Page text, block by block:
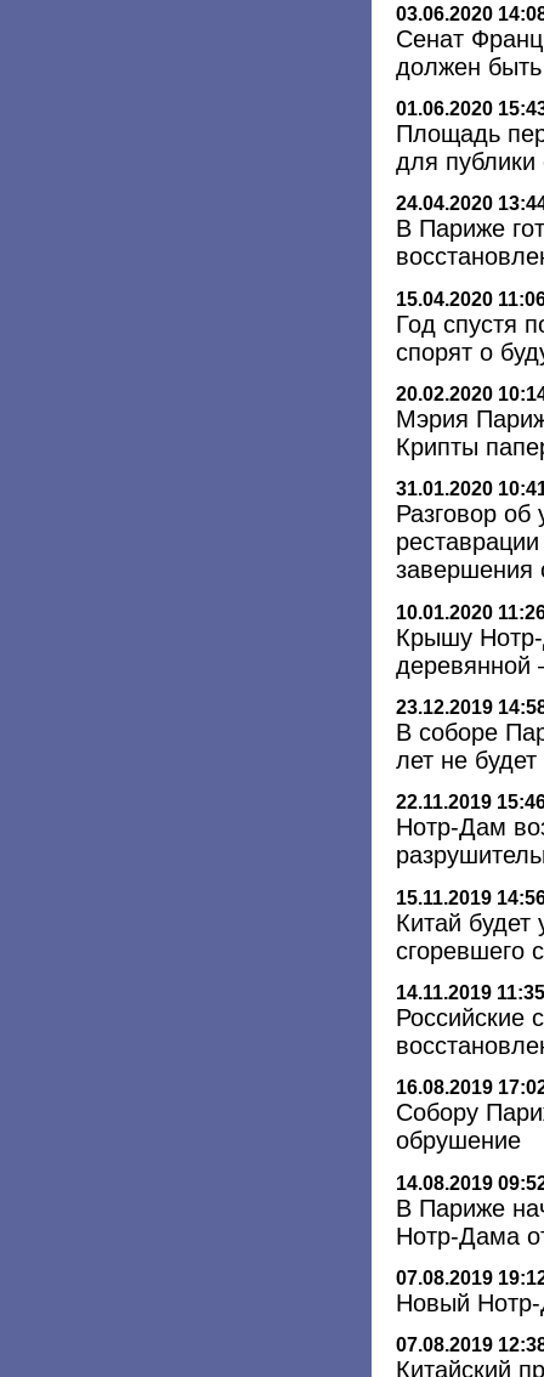
03.06.2020
Сенат
должен
01.06.2020
Площадь
для публики
24.04.2020
В Париже
15.04.2020
Год спустя
спорят о
20.02.2020
Мэрия
Крипты
31.01.2020
Разговор об
завершения
10.01.2020
Крышу Нотр-
деревянной
23.12.2019
В соборе
лет не
22.11.2019
Нотр-Дам
15.11.2019
Китай будет
сгоревшего
14.11.2019 11:35
Российские
16.08.2019
Собору
обрушение
14.08.2019
В Париже
Нотр-Дама
07.08.2019
Новый Нотр-
07.08.2019
Китайский